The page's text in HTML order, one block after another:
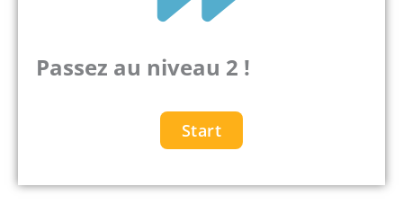
Passez au niveau 2 !
Start